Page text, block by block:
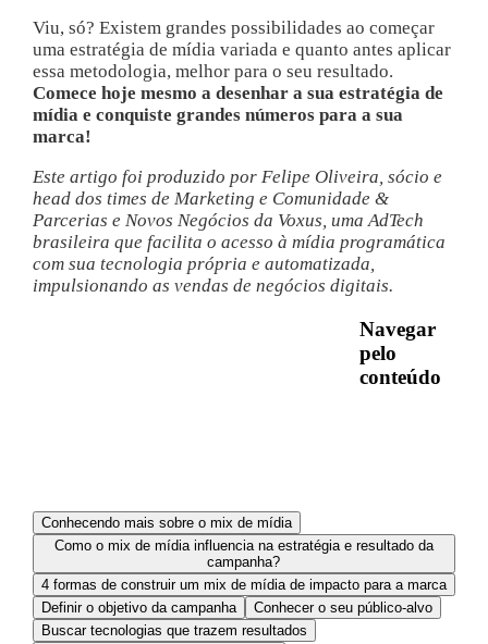
Viu, só? Existem grandes possibilidades ao começar
uma estratégia de mídia variada e quanto antes aplicar
essa metodologia, melhor para o seu resultado.
Comece hoje mesmo a desenhar a sua estratégia de
mídia e conquiste grandes números para a sua
marca!
Este artigo foi produzido por Felipe Oliveira, sócio e
head dos times de Marketing e Comunidade &
Parcerias e Novos Negócios da Voxus, uma AdTech
brasileira que facilita o acesso à mídia programática
com sua tecnologia própria e automatizada,
impulsionando as vendas de negócios digitais.
Navegar
pelo
conteúdo
Conhecendo mais sobre o mix de mídia
Como o mix de mídia influencia na estratégia e resultado da
campanha?
4 formas de construir um mix de mídia de impacto para a marca
Definir o objetivo da campanha
Conhecer o seu público-alvo
Buscar tecnologias que trazem resultados